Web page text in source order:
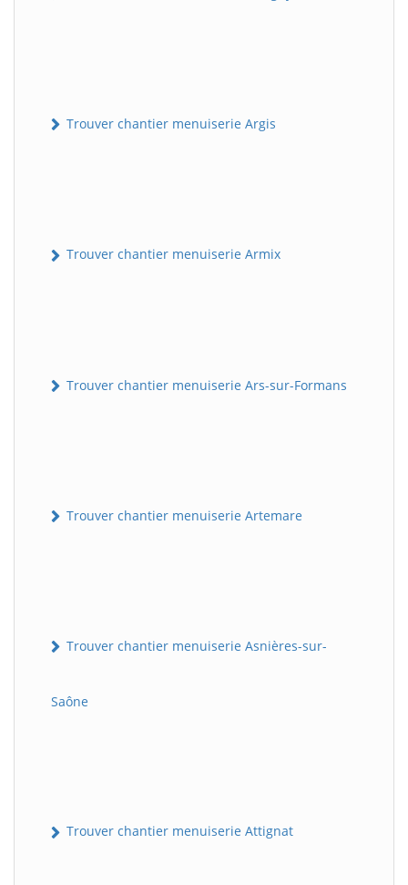
Trouver chantier menuiserie Argis
Trouver chantier menuiserie Armix
Trouver chantier menuiserie Ars-sur-Formans
Trouver chantier menuiserie Artemare
Trouver chantier menuiserie Asnières-sur-
Saône
Trouver chantier menuiserie Attignat